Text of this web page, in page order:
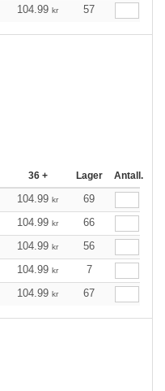
104.99 kr 57
36 + Lager Antall.
104.99 kr
69
104.99 kr
66
104.99 kr
56
104.99 kr
7
104.99 kr 67